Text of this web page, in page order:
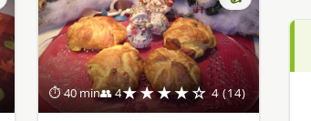
⏱ 40 min👥 4★★★★☆ 4 (14)